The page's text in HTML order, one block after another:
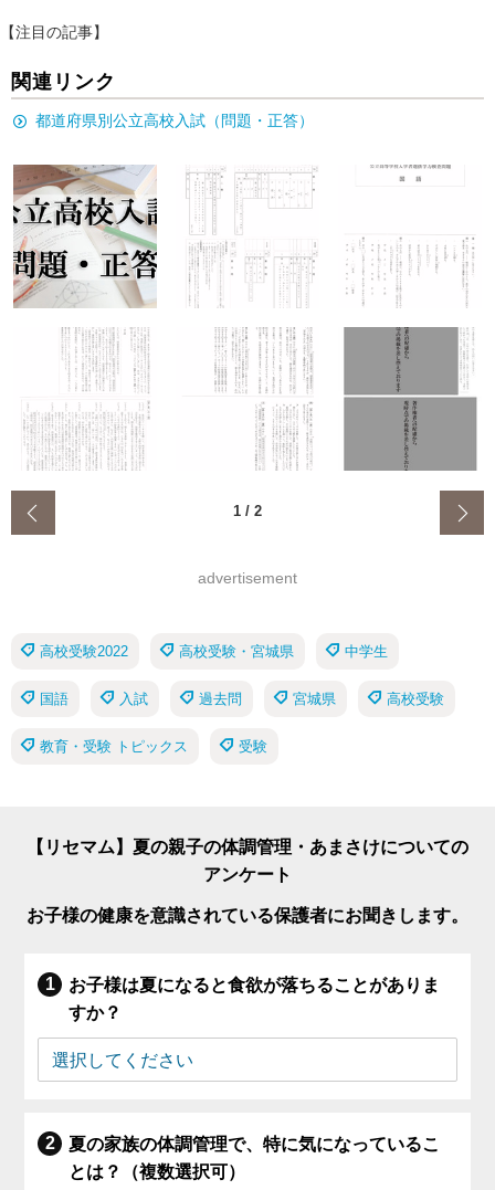
【注目の記事】
関連リンク
都道府県別公立高校入試（問題・正答）
1 / 2
advertisement
高校受験2022 高校受験・宮城県 中学生
国語 入試 過去問 宮城県 高校受験
教育・受験 トピックス 受験
【リセマム】夏の親子の体調管理・あまさけについての
アンケート
お子様の健康を意識されている保護者にお聞きします。
お子様は夏になると食欲が落ちることがありま
すか？
夏の家族の体調管理で、特に気になっているこ
とは？（複数選択可）